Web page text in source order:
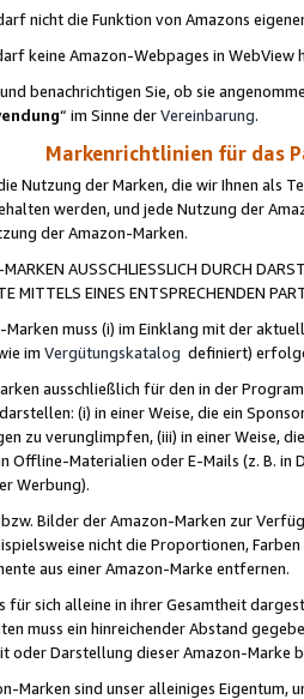
nicht die Funktion von Amazons
keine Amazon-Webpages in WebView
benachrichtigen Sie, ob sie
“ im Sinne derVereinbarung.
Markenrichtlinien für das
Nutzung der Marken, die wir Ihnen als
werden, und jede Nutzung der
der Amazon-Marken.
AUSSCHLIESSLICH DURCH
MITTELS EINES ENTSPRECHENDEN
muss (i) im Einklang mit der
im Vergütungskatalog definiert)
ausschließlich für den in der
(i) in einer Weise, die ein
zu verunglimpfen, (iii) in einer Weise,
Offline-Materialien oder E-Mails (z. B. in
Werbung).
Bilder der Amazon-Marken zur
nicht die Proportionen,
aus einer Amazon-Marke entfernen.
für sich alleine in ihrer Gesamtheit
muss ein hinreichender Abstand
oder Darstellung dieser Amazon-Marke
Marken sind unser alleiniges